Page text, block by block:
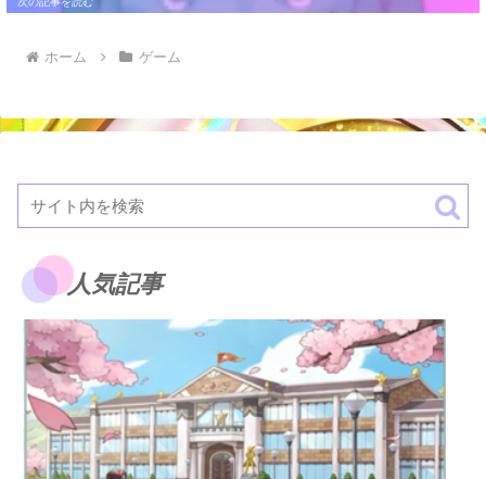
ホーム ゲーム
人気記事